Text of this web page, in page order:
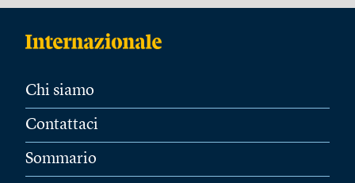
Chi siamo
Contattaci
Sommario